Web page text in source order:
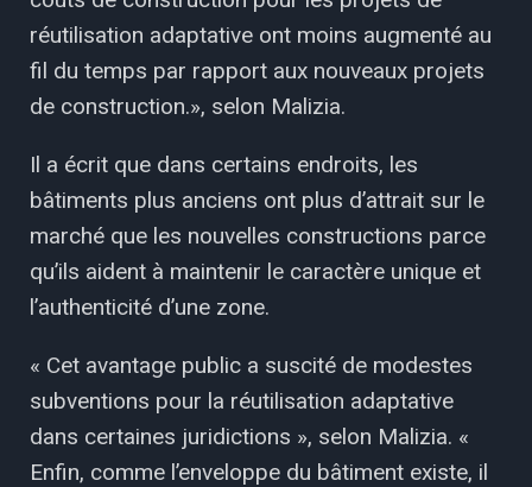
réutilisation adaptative ont moins augmenté au
fil du temps par rapport aux nouveaux projets
de construction.», selon Malizia.
Il a écrit que dans certains endroits, les
bâtiments plus anciens ont plus d’attrait sur le
marché que les nouvelles constructions parce
qu’ils aident à maintenir le caractère unique et
l’authenticité d’une zone.
« Cet avantage public a suscité de modestes
subventions pour la réutilisation adaptative
dans certaines juridictions », selon Malizia. «
Enfin, comme l’enveloppe du bâtiment existe, il